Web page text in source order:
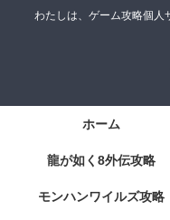
わたしは、ゲーム攻略個
ホーム
龍が如く8外伝攻略
モンハンワイルズ攻略